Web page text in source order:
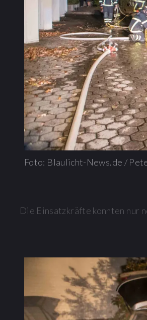
Foto: Blaulicht-News.de /
Die Einsatzkräfte konnten nur